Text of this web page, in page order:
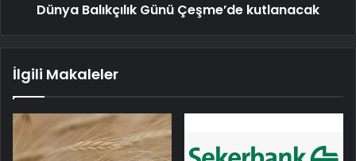
Dünya Balıkçılık Günü Çeşme’de kutlanacak
İlgili Makaleler